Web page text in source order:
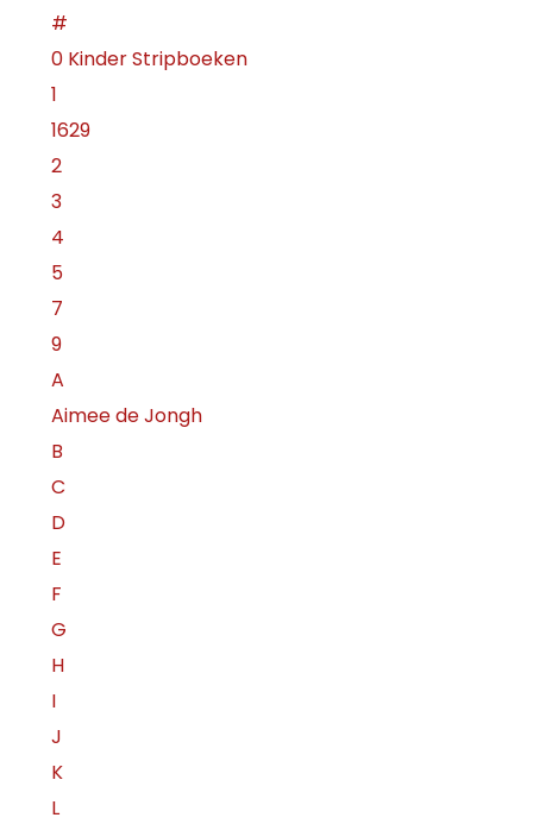
#
0 Kinder Stripboeken
1
1629
2
3
4
5
7
9
A
Aimee de Jongh
B
C
D
E
F
G
H
I
J
K
L